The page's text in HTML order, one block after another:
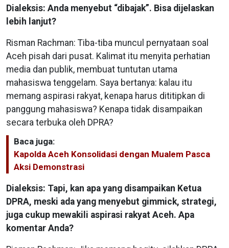
Dialeksis: Anda menyebut “dibajak”. Bisa dijelaskan
lebih lanjut?
Risman Rachman: Tiba-tiba muncul pernyataan soal
Aceh pisah dari pusat. Kalimat itu menyita perhatian
media dan publik, membuat tuntutan utama
mahasiswa tenggelam. Saya bertanya: kalau itu
memang aspirasi rakyat, kenapa harus dititipkan di
panggung mahasiswa? Kenapa tidak disampaikan
secara terbuka oleh DPRA?
Baca juga:
Kapolda Aceh Konsolidasi dengan Mualem Pasca
Aksi Demonstrasi
Dialeksis: Tapi, kan apa yang disampaikan Ketua
DPRA, meski ada yang menyebut gimmick, strategi,
juga cukup mewakili aspirasi rakyat Aceh. Apa
komentar Anda?